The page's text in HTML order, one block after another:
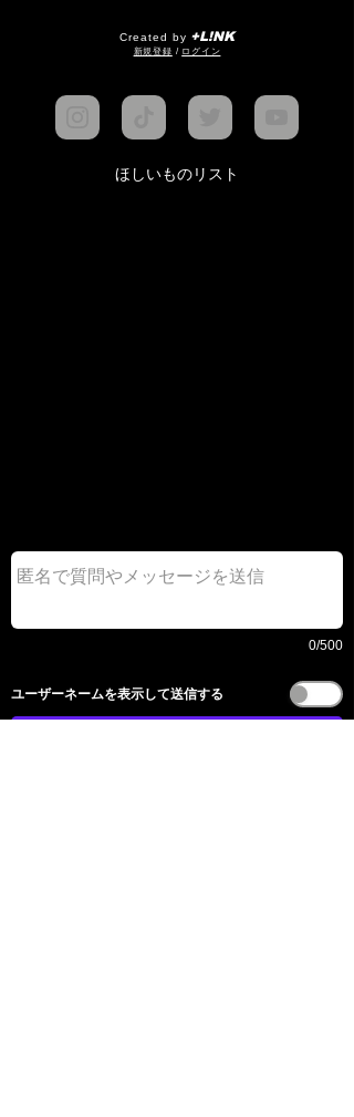
Created by +L!NK
​新規登録 / ログイン
ほしいものリスト
0/500
​ユーザーネームを表示して送信する